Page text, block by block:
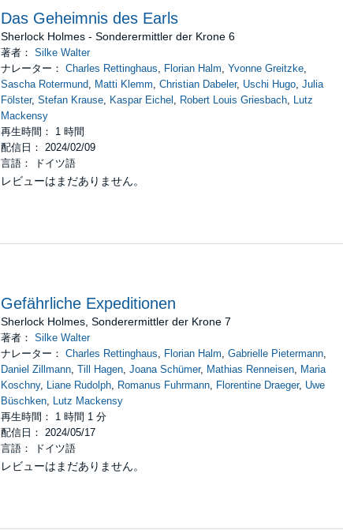
Das Geheimnis des Earls
Sherlock Holmes - Sonderermittler der Krone 6
著者： Silke Walter
ナレーター： Charles Rettinghaus, Florian Halm, Yvonne Greitzke,
Sascha Rotermund, Matti Klemm, Christian Dabeler, Uschi Hugo, Julia
Fölster, Stefan Krause, Kaspar Eichel , Robert Louis Griesbach, Lutz
Mackensy
再生時間： 1 時間
配信日： 2024/02/09
言語： ドイツ語
レビューはまだありません。
Gefährliche Expeditionen
Sherlock Holmes, Sonderermittler der Krone 7
著者： Silke Walter
ナレーター： Charles Rettinghaus, Florian Halm, Gabrielle Pietermann,
Daniel Zillmann, Till Hagen, Joana Schümer, Mathias Renneisen, Maria
Koschny, Liane Rudolph, Romanus Fuhrmann, Florentine Draeger, Uwe
Büschken, Lutz Mackensy
再生時間： 1 時間 1 分
配信日： 2024/05/17
言語： ドイツ語
レビューはまだありません。